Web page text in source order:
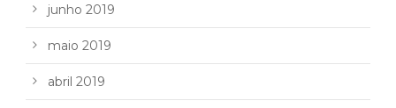
junho 2019
maio 2019
abril 2019